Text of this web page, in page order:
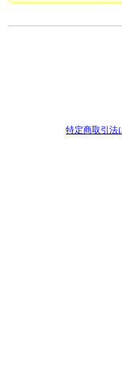
特定商取引法